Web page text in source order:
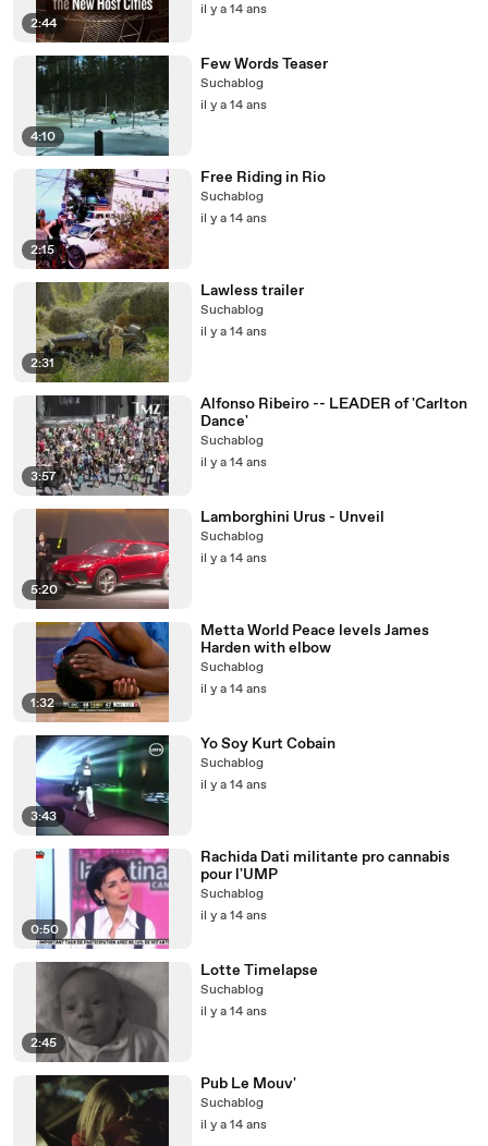
2:44
il y a 14 ans
4:10
Few Words Teaser
Suchablog
il y a 14 ans
2:15
Free Riding in Rio
Suchablog
il y a 14 ans
2:31
Lawless trailer
Suchablog
il y a 14 ans
3:57
Alfonso Ribeiro -- LEADER of 'Carlton
Dance'
Suchablog
il y a 14 ans
5:20
Lamborghini Urus - Unveil
Suchablog
il y a 14 ans
1:32
Metta World Peace levels James
Harden with elbow
Suchablog
il y a 14 ans
3:43
Yo Soy Kurt Cobain
Suchablog
il y a 14 ans
0:50
Rachida Dati militante pro cannabis
pour l'UMP
Suchablog
il y a 14 ans
2:45
Lotte Timelapse
Suchablog
il y a 14 ans
Pub Le Mouv'
Suchablog
il y a 14 ans